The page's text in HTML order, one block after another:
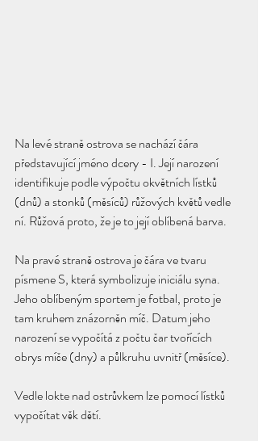
Na levé straně ostrova se nachází čára
představující jméno dcery - I. Její narození
identifikuje podle výpočtu okvětních lístků
(dnů) a stonků (měsíců) růžových květů vedle
ní. Růžová proto, že je to její oblíbená barva.
Na pravé straně ostrova je čára ve tvaru
písmene S, která symbolizuje iniciálu syna.
Jeho oblíbeným sportem je fotbal, proto je
tam kruhem znázorněn míč. Datum jeho
narození se vypočítá z počtu čar tvořících
obrys míče (dny) a půlkruhu uvnitř (měsíce).
Vedle lokte nad ostrůvkem lze pomocí lístků
vypočítat věk dětí.